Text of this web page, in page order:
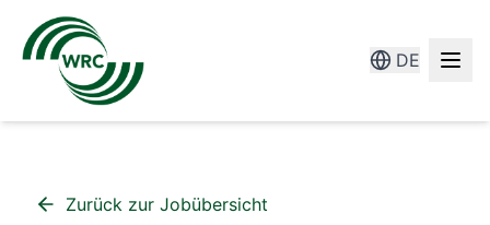
DE
Zurück zur Jobübersicht